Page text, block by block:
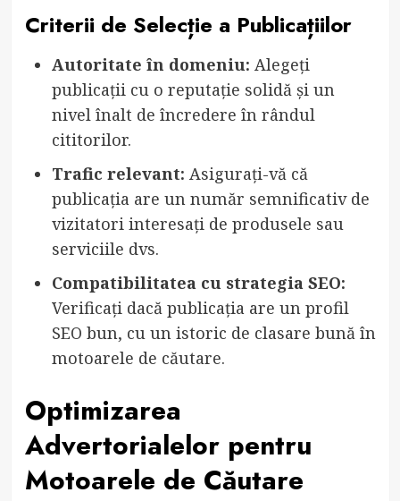
Criterii de Selecție a Publicațiilor
Autoritate în domeniu: Alegeți
publicații cu o reputație solidă și un
nivel înalt de încredere în rândul
cititorilor.
Trafic relevant: Asigurați-vă că
publicația are un număr semnificativ de
vizitatori interesați de produsele sau
serviciile dvs.
Compatibilitatea cu strategia SEO:
Verificați dacă publicația are un profil
SEO bun, cu un istoric de clasare bună în
motoarele de căutare.
Optimizarea
Advertorialelor pentru
Motoarele de Căutare